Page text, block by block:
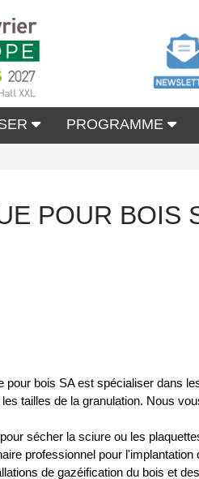
PROGRAMME
POUR BOIS
pour bois SA est spécialiser dans
tailles de la granulation. Nous
sécher la sciure ou les
professionnel pour
de gazéification du bois et